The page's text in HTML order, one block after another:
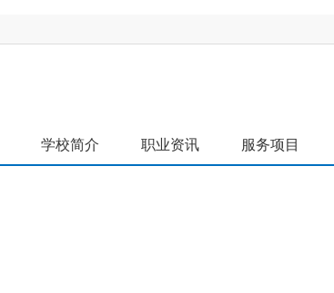
学校简介 职业资讯 服务项目